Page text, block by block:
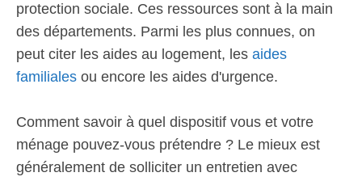
protection sociale. Ces ressources sont à la main
des départements. Parmi les plus connues, on
peut citer les aides au logement, les aides
familiales ou encore les aides d'urgence.
Comment savoir à quel dispositif vous et votre
ménage pouvez-vous prétendre ? Le mieux est
généralement de solliciter un entretien avec